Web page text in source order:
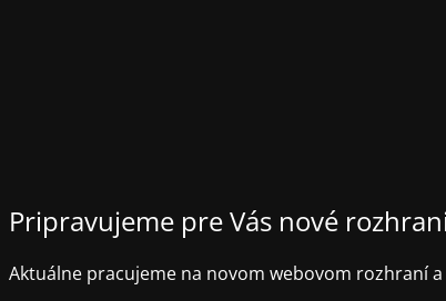
Pripravujeme pre Vás nové
Aktuálne pracujeme na novom webovom rozhraní